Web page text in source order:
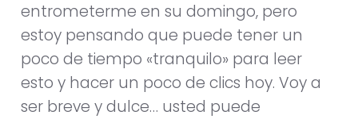
entrometerme en su domingo, pero
estoy pensando que puede tener un
poco de tiempo «tranquilo» para leer
esto y hacer un poco de clics hoy. Voy a
ser breve y dulce… usted puede